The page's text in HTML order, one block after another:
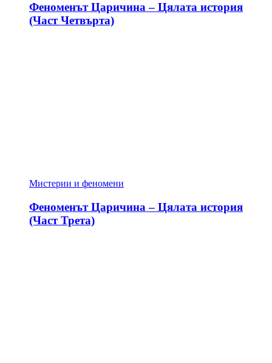
Феноменът Царичина – Цялата история
(Част Четвърта)
Мистерии и феномени
Феноменът Царичина – Цялата история
(Част Трета)